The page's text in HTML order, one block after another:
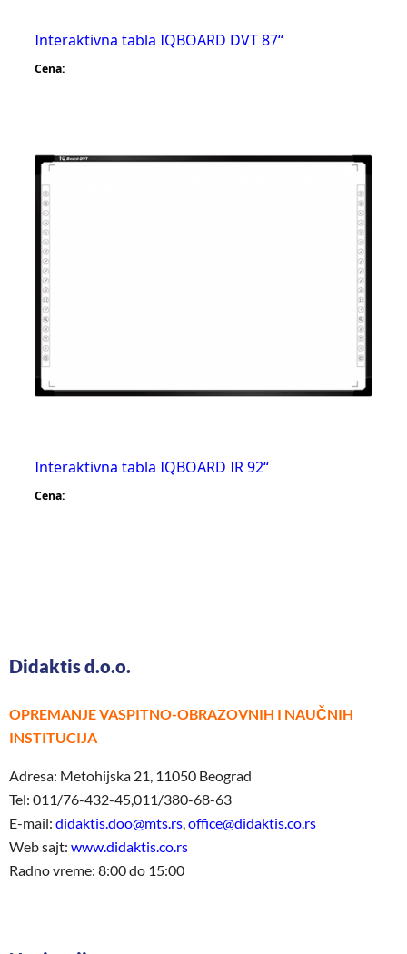
Interaktivna tabla IQBOARD DVT 87“
Cena:
Interaktivna tabla IQBOARD IR 92“
Cena:
Didaktis d.o.o.
OPREMANJE VASPITNO-OBRAZOVNIH I NAUČNIH
INSTITUCIJA
Adresa: Metohijska 21, 11050 Beograd
Tel: 011/76-432-45,011/380-68-63
E-mail: didaktis.doo@mts.rs,office@didaktis.co.rs
Web sajt: www.didaktis.co.rs
Radno vreme: 8:00 do 15:00